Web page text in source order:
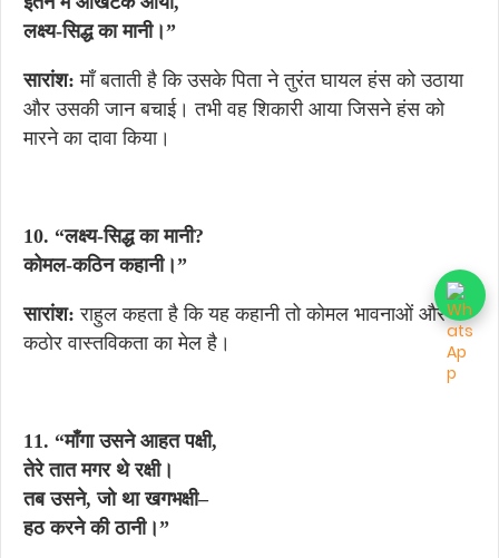
लक्ष्य-सिद्ध का मानी।”
सारांश:माँ बताती है कि उसके पिता ने तुरंत घायल हंस को उठाया
और उसकी जान बचाई। तभी वह शिकारी आया जिसने हंस को
मारने का दावा किया।
10. “लक्ष्य-सिद्ध का मानी?
कोमल-कठिन कहानी।”
सारांश: राहुल कहता है कि यह कहानी तो कोमल भावनाओं और
कठोर वास्तविकता का मेल है।
11. “माँगा उसने आहत पक्षी,
तेरे तात मगर थे रक्षी।
तब उसने, जो था खगभक्षी–
हठ करने की ठानी।”